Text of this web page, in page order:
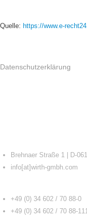
Quelle: https://www.e-
Datenschutzerklärung
Brehnaer Straße 1 | D-
info[at]wirth-gmbh.com
+49 (0) 34 602 / 70 88-0
+49 (0) 34 602 / 70 88-